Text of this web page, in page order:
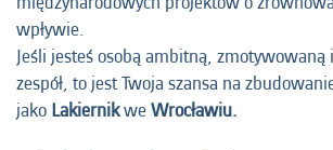
wpływie.
Jeśli jesteś osobą ambitną,
zespół, to jest Twoja szansa na
jako LakiernikweWrocławiu.